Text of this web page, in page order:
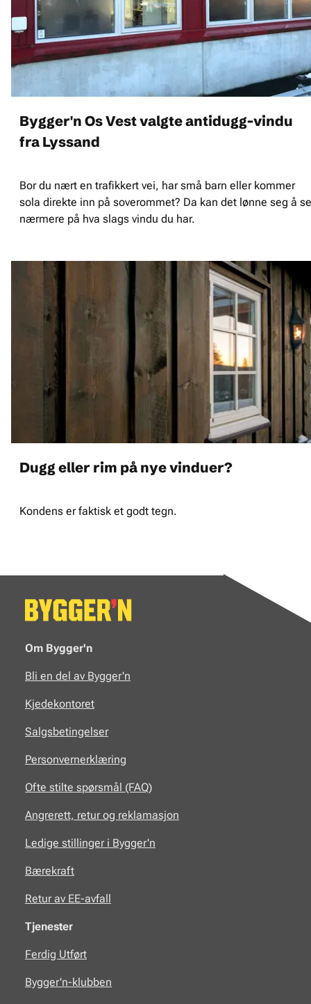
Bygger'n Os Vest valgte antidugg-vindu
fra Lyssand
Bor du nært en trafikkert vei, har små barn eller kommer
sola direkte inn på soverommet? Da kan det lønne seg å se
nærmere på hva slags vindu du har.
Dugg eller rim på nye vinduer?
Kondens er faktisk et godt tegn.
Om Bygger'n
Bli en del av Bygger'n
Kjedekontoret
Salgsbetingelser
Personvernerklæring
Ofte stilte spørsmål (FAQ)
Angrerett, retur og reklamasjon
Ledige stillinger i Bygger'n
Bærekraft
Retur av EE-avfall
Tjenester
Ferdig Utført
Bygger'n-klubben